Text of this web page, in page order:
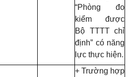
“Phòng đo
kiểm được
Bộ TTTT chỉ
định” có năng
lực thực hiện.
+ Trường hợp